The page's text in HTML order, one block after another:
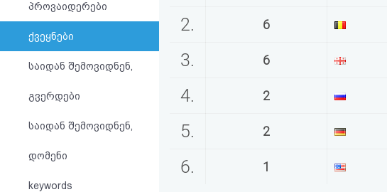
რეგისტრაცია
პაროლის
სალიცენზიო
პროვაიდერები
ქვეყნები
საიდან შემოვიდნენ,
გვერდები
საიდან შემოვიდნენ,
დომენი
keywords
2. 6
3. 6
4. 2
5. 2
6. 1